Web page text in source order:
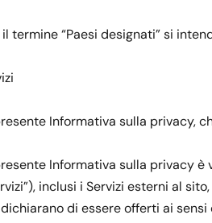
termine “Paesi designati” si
Informativa sulla privacy,
Informativa sulla privacy
inclusi i Servizi esterni al
di essere offerti ai